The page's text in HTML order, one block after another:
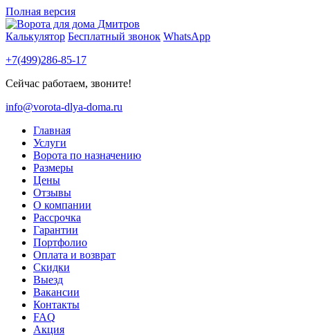
Полная версия
Калькулятор Бесплатный звонок WhatsApp
+7(499)286-85-17
Сейчас работаем, звоните!
info@vorota-dlya-doma.ru
Главная
Услуги
Ворота по назначению
Размеры
Цены
Отзывы
О компании
Рассрочка
Гарантии
Портфолио
Оплата и возврат
Скидки
Выезд
Вакансии
Контакты
FAQ
Акция